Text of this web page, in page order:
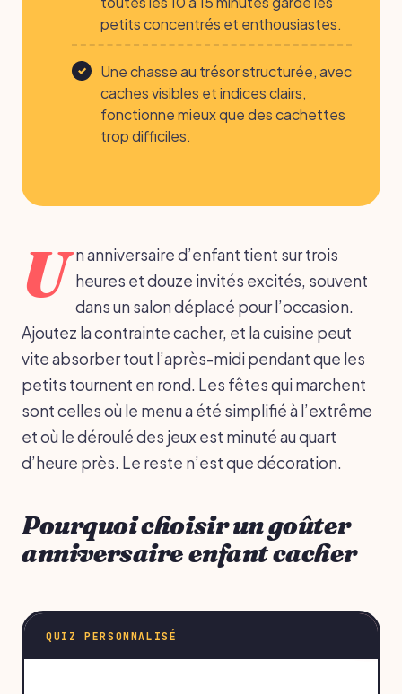
petits concentrés et enthousiastes.
Une chasse au trésor structurée, avec
caches visibles et indices clairs,
fonctionne mieux que des cachettes
trop difficiles.
U n anniversaire d’enfant tient sur trois
heures et douze invités excités, souvent
dans un salon déplacé pour l’occasion.
Ajoutez la contrainte cacher, et la cuisine peut
vite absorber tout l’après-midi pendant que les
petits tournent en rond. Les fêtes qui marchent
sont celles où le menu a été simplifié à l’extrême
et où le déroulé des jeux est minuté au quart
d’heure près. Le reste n’est que décoration.
Pourquoi choisir un goûter
anniversaire enfant cacher
QUIZ PERSONNALISÉ